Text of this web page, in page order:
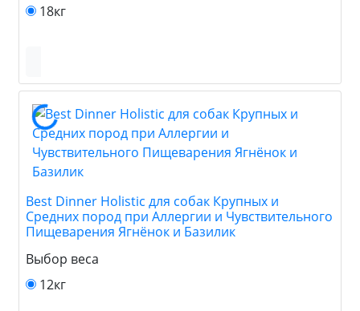
18кг
Best Dinner Holistic для собак Крупных и
Средних пород при Аллергии и Чувствительного
Пищеварения Ягнёнок и Базилик
Выбор веса
12кг